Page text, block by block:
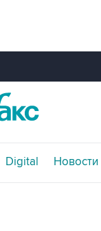
Digital Новости